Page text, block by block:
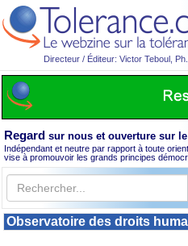
Directeur / Éditeur: Victor Teboul,
Regard sur nous et ouverture sur
Indépendant et neutre par rapport à toute
vise à promouvoir les grands principes
Observatoire des droits